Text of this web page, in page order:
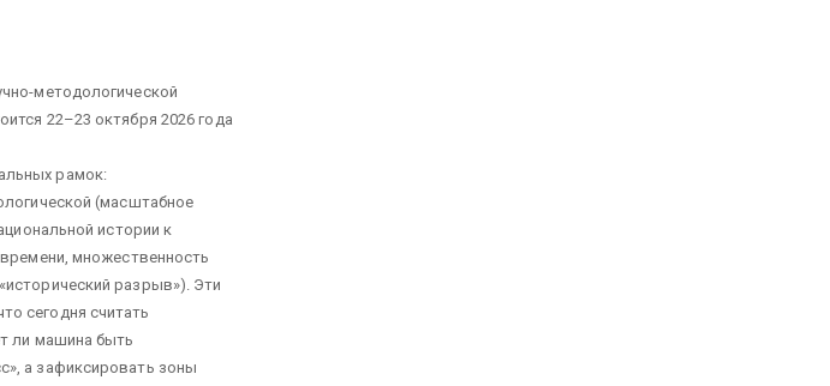
методологической
22–23 октября 2026 года
рамок:
(масштабное
истории к
множественность
разрыв»). Эти
сегодня считать
ли машина быть
а зафиксировать зоны